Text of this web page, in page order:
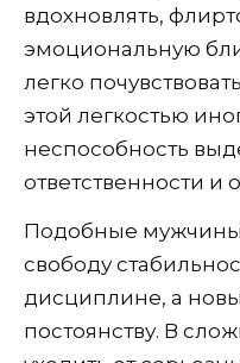
вдохновлять,
эмоциональную
легко
этой легкостью
неспособность
ответственности и
Подобные
свободу
дисциплине, а
постоянству. В